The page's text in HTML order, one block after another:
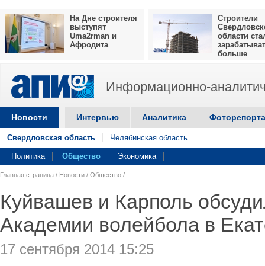
На Дне строителя
выступят
Uma2rman и
Афродита
Строители
области
больше
Информационно-
Новости Интервью Аналитика
Свердловская область Челябинская область
Политика Общество Экономика
Главная страница / Новости / Общество /
Куйвашев и Карполь
Академии волейбола в
17 сентября 2014 15:25